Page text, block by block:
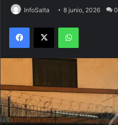
InfoSalta 8 junio, 2026 0
Facebook
X WhatsApp